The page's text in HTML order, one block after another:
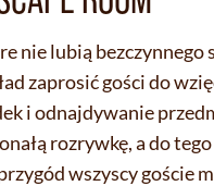
nie lubią
zaprosić gości do
i odnajdywanie
rozrywkę, a do
wszyscy goście